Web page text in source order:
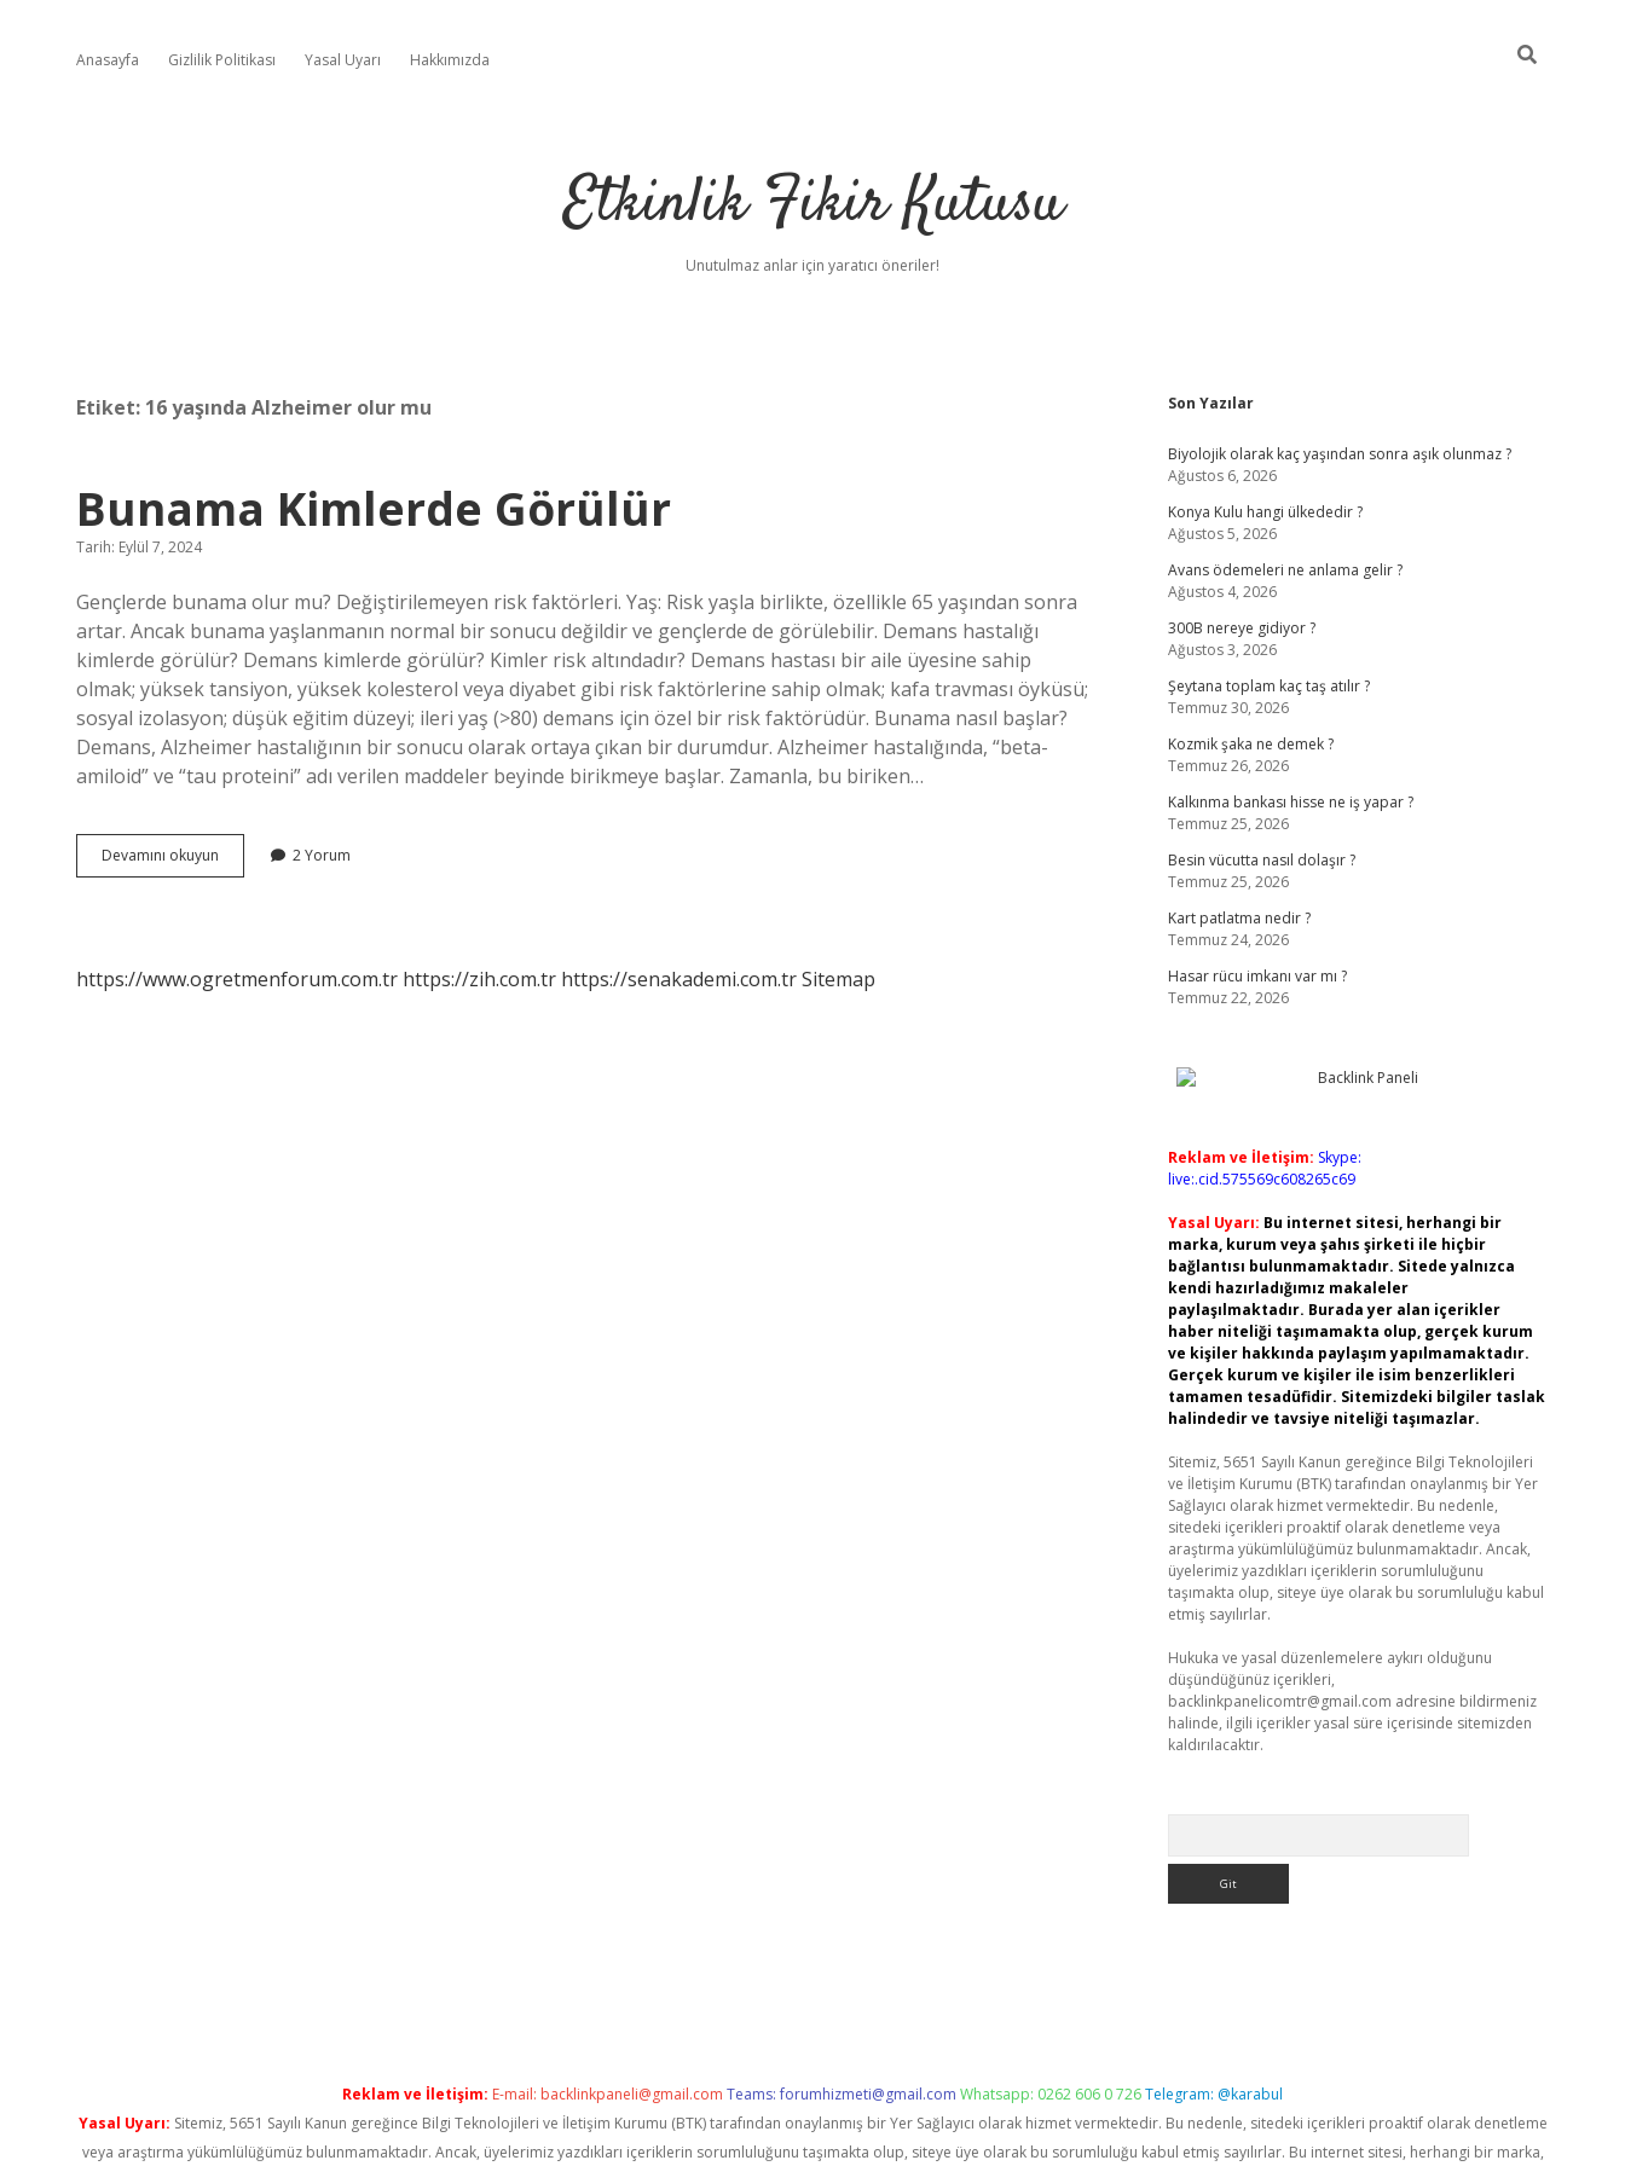
Anasayfa Gizlilik Politikası Yasal Uyarı Hakkımızda
Etkinlik Fikir Kutusu
Unutulmaz anlar için yaratıcı öneriler!
Etiket: 16 yaşında Alzheimer olur mu
Bunama Kimlerde Görülür
Tarih: Eylül 7, 2024
Gençlerde bunama olur mu? Değiştirilemeyen risk faktörleri. Yaş: Risk yaşla birlikte, özellikle 65 yaşından sonra
artar. Ancak bunama yaşlanmanın normal bir sonucu değildir ve gençlerde de görülebilir. Demans hastalığı
kimlerde görülür? Demans kimlerde görülür? Kimler risk altındadır? Demans hastası bir aile üyesine sahip
olmak; yüksek tansiyon, yüksek kolesterol veya diyabet gibi risk faktörlerine sahip olmak; kafa travması öyküsü;
sosyal izolasyon; düşük eğitim düzeyi; ileri yaş (>80) demans için özel bir risk faktörüdür. Bunama nasıl başlar?
Demans, Alzheimer hastalığının bir sonucu olarak ortaya çıkan bir durumdur. Alzheimer hastalığında, “beta-
amiloid” ve “tau proteini” adı verilen maddeler beyinde birikmeye başlar. Zamanla, bu biriken…
Devamını okuyun Bunama
Kimlerde
2 Yorum
https://www.ogretmenforum.com.tr https://zih.com.tr https://senakademi.com.trSitemap
Sidebar
Son Yazılar
Biyolojik olarak kaç yaşından sonra aşık olunmaz ?
Ağustos 6, 2026
Konya Kulu hangi ülkededir ?
Ağustos 5, 2026
Avans ödemeleri ne anlama gelir ?
Ağustos 4, 2026
300B nereye gidiyor ?
Ağustos 3, 2026
Şeytana toplam kaç taş atılır ?
Temmuz 30, 2026
Kozmik şaka ne demek ?
Temmuz 26, 2026
Kalkınma bankası hisse ne iş yapar ?
Temmuz 25, 2026
Besin vücutta nasıl dolaşır ?
Temmuz 25, 2026
Kart patlatma nedir ?
Temmuz 24, 2026
Hasar rücu imkanı var mı ?
Temmuz 22, 2026
Reklam ve İletişim: Skype:
live:.cid.575569c608265c69
Yasal Uyarı: Bu internet sitesi, herhangi bir
marka, kurum veya şahıs şirketi ile hiçbir
bağlantısı bulunmamaktadır. Sitede yalnızca
kendi hazırladığımız makaleler
paylaşılmaktadır. Burada yer alan içerikler
haber niteliği taşımamakta olup, gerçek kurum
ve kişiler hakkında paylaşım yapılmamaktadır.
Gerçek kurum ve kişiler ile isim benzerlikleri
tamamen tesadüfidir. Sitemizdeki bilgiler taslak
halindedir ve tavsiye niteliği taşımazlar.
Sitemiz, 5651 Sayılı Kanun gereğince Bilgi Teknolojileri
ve İletişim Kurumu (BTK) tarafından onaylanmış bir Yer
Sağlayıcı olarak hizmet vermektedir. Bu nedenle,
sitedeki içerikleri proaktif olarak denetleme veya
araştırma yükümlülüğümüz bulunmamaktadır. Ancak,
üyelerimiz yazdıkları içeriklerin sorumluluğunu
taşımakta olup, siteye üye olarak bu sorumluluğu kabul
etmiş sayılırlar.
Hukuka ve yasal düzenlemelere aykırı olduğunu
düşündüğünüz içerikleri,
backlinkpanelicomtr@gmail.com adresine bildirmeniz
halinde, ilgili içerikler yasal süre içerisinde sitemizden
kaldırılacaktır.
Reklam ve İletişim: E-mail: backlinkpaneli@gmail.com Teams:forumhizmeti@gmail.com Whatsapp: 0262 606 0 726Telegram: @karabul
Yasal Uyarı: Sitemiz, 5651 Sayılı Kanun gereğince Bilgi Teknolojileri ve İletişim Kurumu (BTK) tarafından onaylanmış bir Yer Sağlayıcı olarak hizmet vermektedir. Bu nedenle, sitedeki içerikleri proaktif olarak denetleme
veya araştırma yükümlülüğümüz bulunmamaktadır. Ancak, üyelerimiz yazdıkları içeriklerin sorumluluğunu taşımakta olup, siteye üye olarak bu sorumluluğu kabul etmiş sayılırlar. Bu internet sitesi, herhangi bir marka,